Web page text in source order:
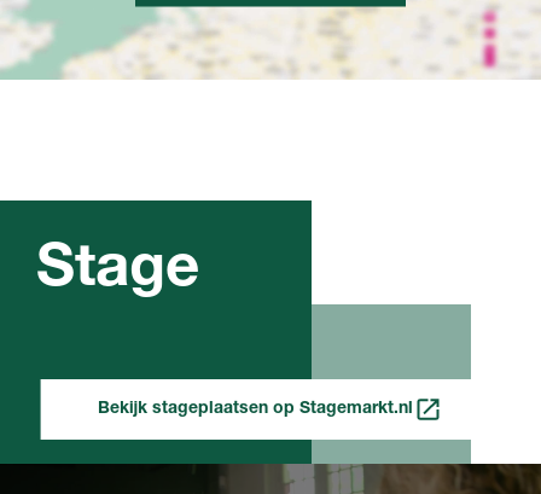
Stage
Bekijk stageplaatsen op Stagemarkt.nl